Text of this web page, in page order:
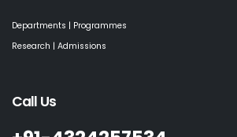
Departments | Programmes
Research | Admissions
Call Us